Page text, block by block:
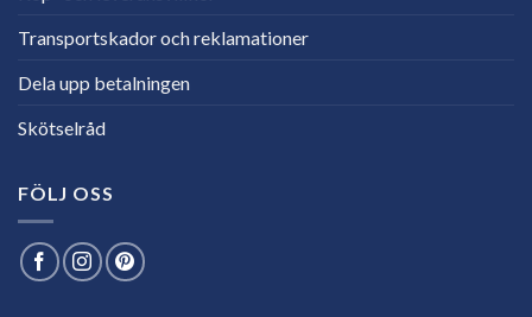
Transportskador och reklamationer
Dela upp betalningen
Skötselråd
FÖLJ OSS